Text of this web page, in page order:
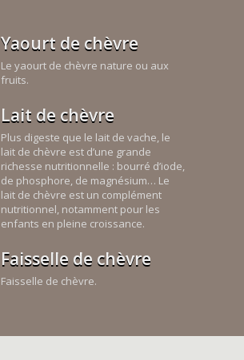
Yaourt de chèvre
Le yaourt de chèvre nature ou aux
fruits.
Lait de chèvre
Plus digeste que le lait de vache, le
lait de chèvre est d’une grande
richesse nutritionnelle : bourré d’iode,
de phosphore, de magnésium… Le
lait de chèvre est un complément
nutritionnel, notamment pour les
enfants en pleine croissance.
Faisselle de chèvre
Faisselle de chèvre.